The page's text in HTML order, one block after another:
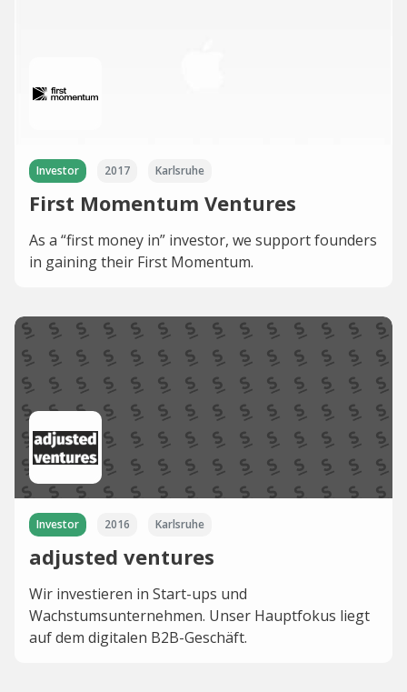
Investor 2017 Karlsruhe
First Momentum Ventures
As a “first money in” investor, we support founders
in gaining their First Momentum.
Investor 2016 Karlsruhe
adjusted ventures
Wir investieren in Start-ups und
Wachstumsunternehmen. Unser Hauptfokus liegt
auf dem digitalen B2B-Geschäft.